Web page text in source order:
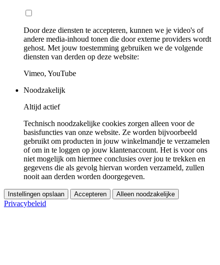
Door deze diensten te accepteren, kunnen we je video's of
andere media-inhoud tonen die door externe providers wordt
gehost. Met jouw toestemming gebruiken we de volgende
diensten van derden op deze website:
Vimeo, YouTube
Noodzakelijk
Altijd actief
Technisch noodzakelijke cookies zorgen alleen voor de
basisfuncties van onze website. Ze worden bijvoorbeeld
gebruikt om producten in jouw winkelmandje te verzamelen
of om in te loggen op jouw klantenaccount. Het is voor ons
niet mogelijk om hiermee conclusies over jou te trekken en
gegevens die als gevolg hiervan worden verzameld, zullen
nooit aan derden worden doorgegeven.
Instellingen opslaan Accepteren Alleen noodzakelijke
Privacybeleid